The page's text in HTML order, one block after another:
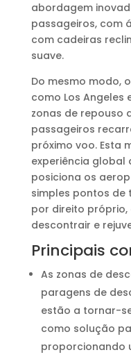
abordagem
passageiros, com
com cadeiras
suave.
Do mesmo modo,
como Los Angeles
zonas de repouso
passageiros
próximo voo. Esta
experiência global
posiciona os
simples pontos
por direito
descontrair e
Principais
As zonas de
paragens de
estão a tornar-
como solução
proporcionando